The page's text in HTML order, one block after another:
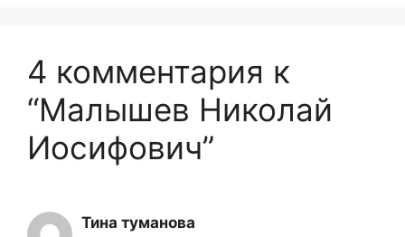
4 комментария к
“Малышев Николай
Иосифович”
Тина туманова